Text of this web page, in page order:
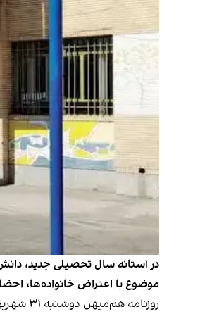
در آستانه سال تحصیلی جدید،
موضوع با اعتراض خانواده‌ها،